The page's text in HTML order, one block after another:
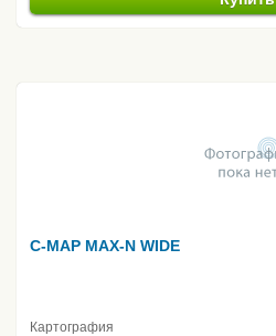
C-MAP MAX-N WIDE
Картография